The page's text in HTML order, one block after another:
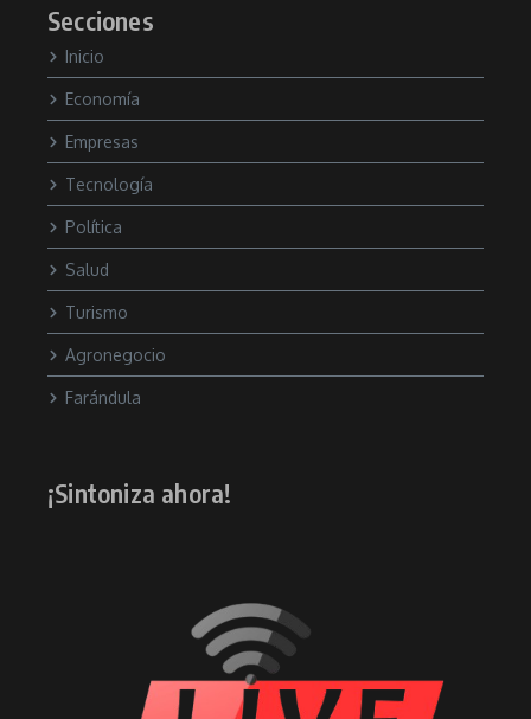
Secciones
Inicio
Economía
Empresas
Tecnología
Política
Salud
Turismo
Agronegocio
Farándula
¡Sintoniza ahora!